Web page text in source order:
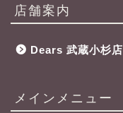
店舗案内
Dears 武蔵小杉店
メインメニュー